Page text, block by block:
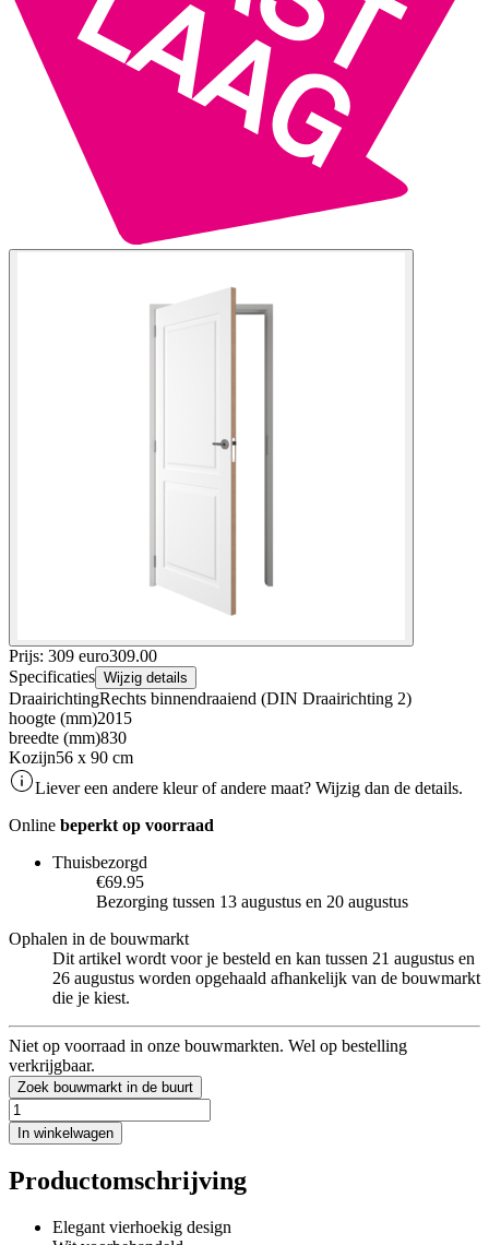
Prijs: 309 euro309.00
Specificaties Wijzig details
DraairichtingRechts binnendraaiend (DIN Draairichting 2)
hoogte (mm)2015
breedte (mm)830
Kozijn56 x 90 cm
Liever een andere kleur of andere maat? Wijzig dan de details.
Online beperkt op voorraad
Thuisbezorgd
€69.95
Bezorging tussen 13 augustus en 20 augustus
Ophalen in de bouwmarkt
Dit artikel wordt voor je besteld en kan tussen 21 augustus en
26 augustus worden opgehaald afhankelijk van de bouwmarkt
die je kiest.
Niet op voorraad in onze bouwmarkten. Wel op bestelling
verkrijgbaar.
Zoek bouwmarkt in de buurt
In winkelwagen
Productomschrijving
Elegant vierhoekig design